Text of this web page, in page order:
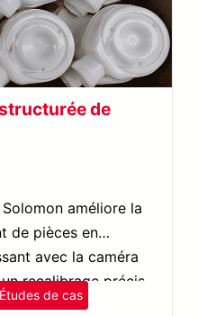
de
améliore la
de pièces en
avec la caméra
recalibrage précis
complète des
Études de cas